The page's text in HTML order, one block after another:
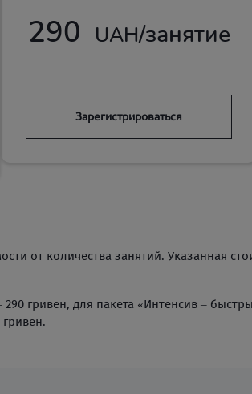
290 UAH/занятие
Зарегистрироваться
от количества занятий. Указанная
гривен, для пакета «Интенсив –